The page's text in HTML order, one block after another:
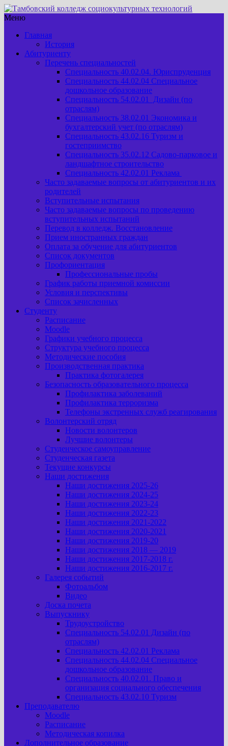
Меню
Главная
История
Абитуриенту
Перечень специальностей
Специальность 40.02.04. Юриспруденция
Специальность 44.02.04 Специальное
дошкольное образование
Специальность 54.02.01 Дизайн (по
отраслям)
Специальность 38.02.01 Экономика и
бухгалтерский учет (по отраслям)
Специальность 43.02.16 Туризм и
гостеприимство
Специальность 35.02.12 Садово-парковое и
ландшафтное строительство
Специальность 42.02.01 Реклама
Часто задаваемые вопросы от абитуриентов и их
родителей
Вступительные испытания
Часто задаваемые вопросы по проведению
вступительных испытаний
Перевод в колледж. Восстановление
Прием иностранных граждан
Оплата за обучение для абитуриентов
Список документов
Профориентация
Профессиональные пробы
График работы приемной комиссии
Условия и перспективы
Список зачисленных
Студенту
Расписание
Moodle
Графики учебного процесса
Структура учебного процесса
Методические пособия
Производственная практика
Практика фотогалерея
Безопасность образовательного процесса
Профилактика заболеваний
Профилактика терроризма
Телефоны экстренных служб реагирования
Волонтерский отряд
Новости волонтеров
Лучшие волонтеры
Студенческое самоуправление
Студенческая газета
Текущие конкурсы
Наши достижения
Наши достижения 2025-26
Наши достижения 2024-25
Наши достижения 2023-24
Наши достижения 2022-23
Наши достижения 2021-2022
Наши достижения 2020-2021
Наши достижения 2019-20
Наши достижения 2018 — 2019
Наши достижения 2017-2018 г.
Наши достижения 2016-2017 г.
Галерея событий
Фотоальбом
Видео
Доска почета
Выпускнику
Трудоустройство
Специальность 54.02.01 Дизайн (по
отраслям)
Специальность 42.02.01 Реклама
Специальность 44.02.04 Специальное
дошкольное образование
Специальность 40.02.01. Право и
организация социального обеспечения
Специальность 43.02.10 Туризм
Преподавателю
Moodle
Расписание
Методическая копилка
Дополнительное образование